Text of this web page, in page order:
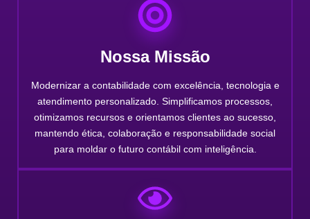
Nossa Missão
Modernizar a contabilidade com excelência, tecnologia e
atendimento personalizado. Simplificamos processos,
otimizamos recursos e orientamos clientes ao sucesso,
mantendo ética, colaboração e responsabilidade social
para moldar o futuro contábil com inteligência.